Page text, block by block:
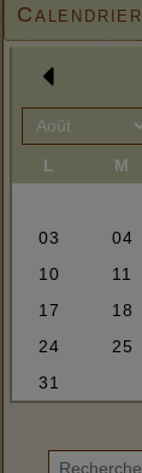
Calendrier